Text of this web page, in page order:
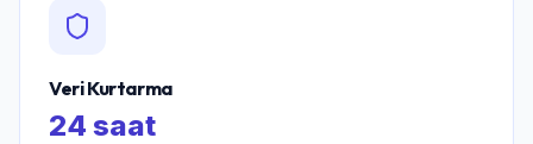
Veri Kurtarma
24 saat